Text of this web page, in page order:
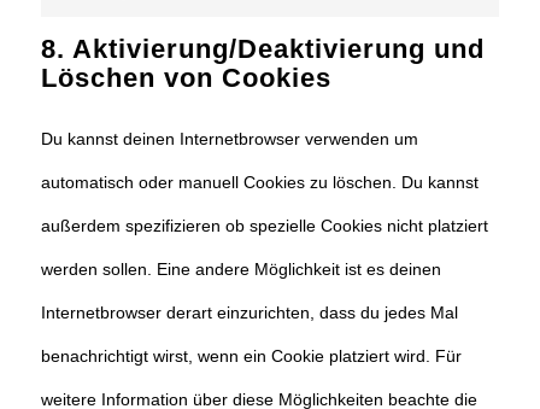
8. Aktivierung/Deaktivierung und
Löschen von Cookies
Du kannst deinen Internetbrowser verwenden um
automatisch oder manuell Cookies zu löschen. Du kannst
außerdem spezifizieren ob spezielle Cookies nicht platziert
werden sollen. Eine andere Möglichkeit ist es deinen
Internetbrowser derart einzurichten, dass du jedes Mal
benachrichtigt wirst, wenn ein Cookie platziert wird. Für
weitere Information über diese Möglichkeiten beachte die